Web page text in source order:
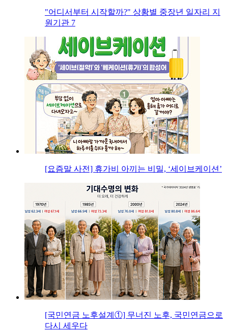
"어디서부터 시작할까?" 상황별 중장년 일자리 지
원기관 7
[요즘말 사전] 휴가비 아끼는 비밀, ‘세이브케이션’
[국민연금 노후설계①] 무너진 노후, 국민연금으로
다시 세우다